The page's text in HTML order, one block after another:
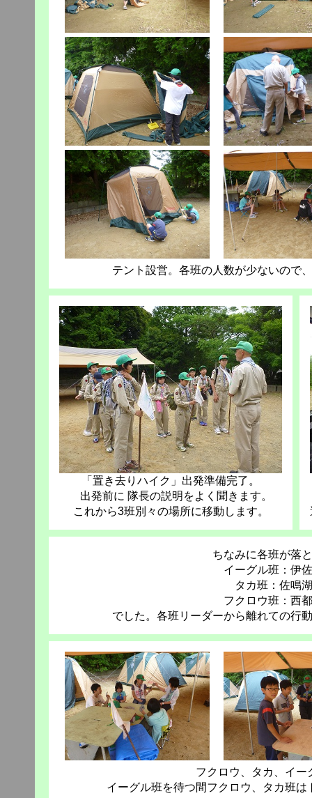
テント設営。各班の人数が少ないので
「置き去りハイク」出発準備完了。
出発前に 隊長の説明をよく聞きます。
これから3班別々の場所に移動します。
ちなみに各班が落
イーグル班：伊
タカ班：佐鳴
フクロウ班：西
でした。各班リーダーから離れての行
フクロウ、タカ、イー
イーグル班を待つ間フクロウ、タカ班